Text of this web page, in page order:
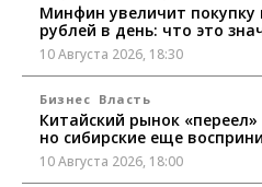
Минфин увеличит
рублей в день: что это
10 Августа 2026, 18:30
Бизнес Власть
Китайский рынок
но сибирские еще
10 Августа 2026, 18:00